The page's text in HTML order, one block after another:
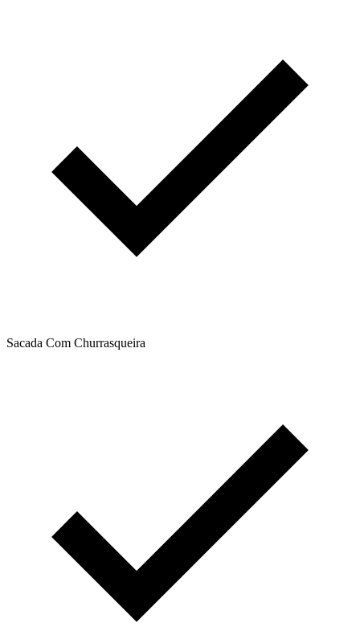
Sacada Com Churrasqueira